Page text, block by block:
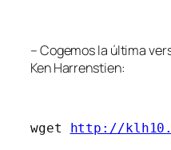
– Cogemos la última
Ken Harrenstien:
wget http://